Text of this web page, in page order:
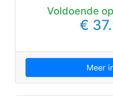
Voldoende
€
Meer